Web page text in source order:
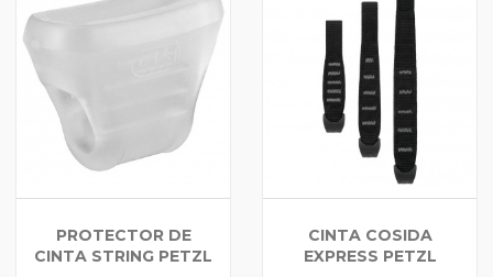
PROTECTOR DE
CINTA STRING PETZL
CINTA COSIDA
EXPRESS PETZL